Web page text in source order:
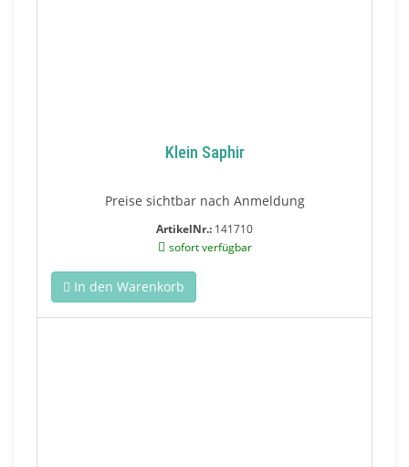
Klein Saphir
Preise sichtbar nach Anmeldung
ArtikelNr.: 141710
sofort verfügbar
In den Warenkorb